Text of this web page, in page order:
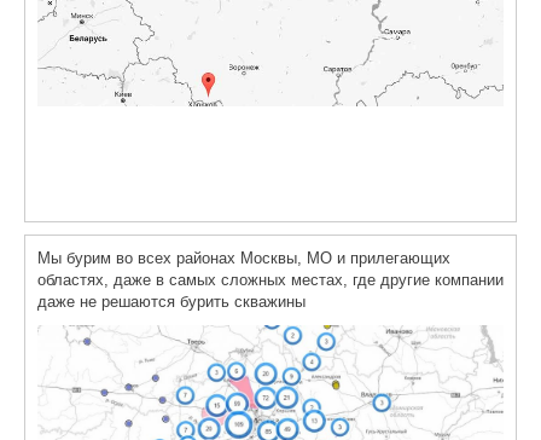
Мы бурим во всех районах Москвы, МО и прилегающих
областях, даже в самых сложных местах, где другие компании
даже не решаются бурить скважины